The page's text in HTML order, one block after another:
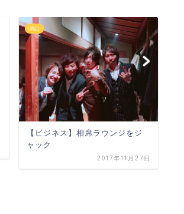
雑記
【ビジネス】相席ラウンジをジ
ャック
2017年11月27日